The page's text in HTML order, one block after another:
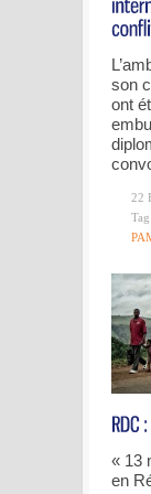
son
ont
22
Tag
« 13
en